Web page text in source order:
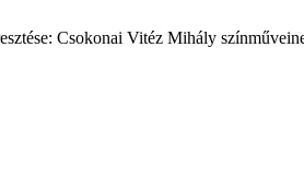
Csokonai Vitéz Mihály